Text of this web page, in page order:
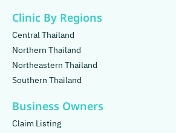
Clinic By Regions
Central Thailand
Northern Thailand
Northeastern Thailand
Southern Thailand
Business Owners
Claim Listing